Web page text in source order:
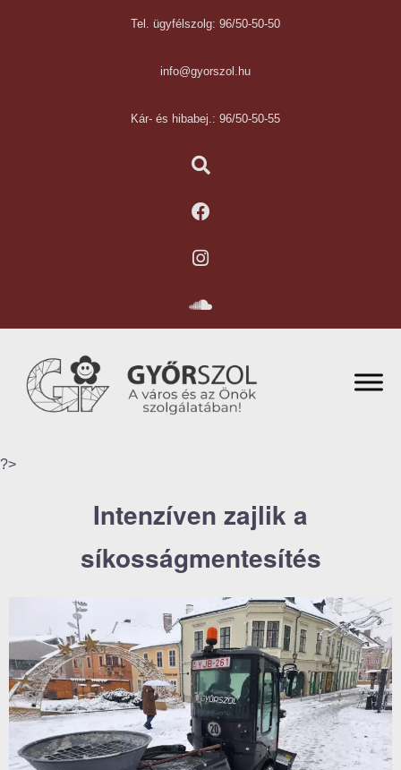
Tel. ügyfélszolg: 96/50-50-50
info@gyorszol.hu
Kár- és hibabej.: 96/50-50-55
?>
Intenzíven zajlik a
síkosságmentesítés